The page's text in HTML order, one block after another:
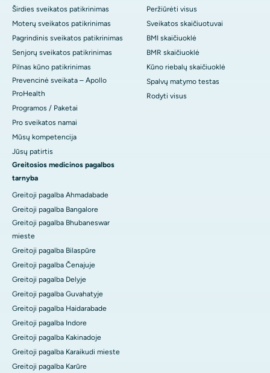
Širdies sveikatos patikrinimas
Moterų sveikatos patikrinimas
Pagrindinis sveikatos patikrinimas
Senjorų sveikatos patikrinimas
Pilnas kūno patikrinimas
Prevencinė sveikata – Apollo
ProHealth
Programos / Paketai
Pro sveikatos namai
Mūsų kompetencija
Jūsų patirtis
Greitosios medicinos pagalbos
tarnyba
Greitoji pagalba Ahmadabade
Greitoji pagalba Bangalore
Greitoji pagalba Bhubaneswar
mieste
Greitoji pagalba Bilaspūre
Greitoji pagalba Čenajuje
Greitoji pagalba Delyje
Greitoji pagalba Guvahatyje
Greitoji pagalba Haidarabade
Greitoji pagalba Indore
Greitoji pagalba Kakinadoje
Greitoji pagalba Karaikudi mieste
Greitoji pagalba Karūre
Peržiūrėti visus
Sveikatos skaičiuotuvai
BMI skaičiuoklė
BMR skaičiuoklė
Kūno riebalų skaičiuoklė
Spalvų matymo testas
Rodyti visus